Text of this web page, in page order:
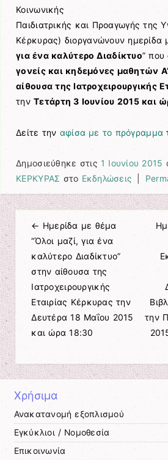
Κοινωνικής
Παιδιατρικής και Προαγωγής της
Κέρκυρας) διοργανώνουν ημερίδα
για ένα καλύτερο Διαδίκτυο” που
γονείς και κηδεμόνες μαθητών
αίθουσα της Ιατροχειρουργικής
τηνΤετάρτη 3 Ιουνίου 2015 και
Δείτε την αφίσα με το πρόγραμμα
Δημοσιεύθηκε στις 1 Ιουνίου 2015
ΚΕΡΚΥΡΑΣ στο Εκδηλώσεις
Πλοήγηση άρθρων
← Ημερίδα με θέμα
“Όλοι μαζί, για ένα
καλύτερο Διαδίκτυο”
στην αίθουσα της
Ιατροχειρουργικής
Εταιρίας Κέρκυρας την
Δευτέρα 18 Μαΐου 2015
και ώρα 18:30
την
Χρήσιμα
Ανακατανομή εξοπλισμού
Εγκύκλιοι / Νομοθεσία
Επικοινωνία